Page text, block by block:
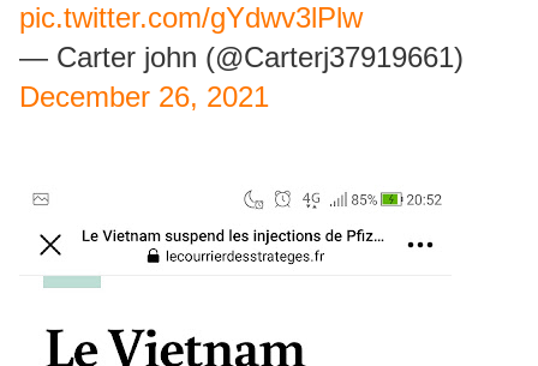
pic.twitter.com/gYdwv3lPlw
— Carter john (@Carterj37919661)
December 26, 2021